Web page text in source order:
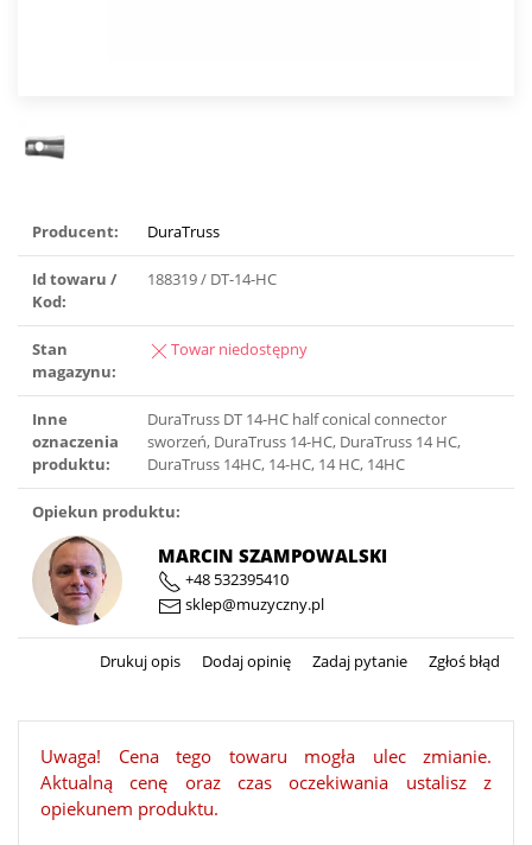
Producent: DuraTruss
Id towaru /
Kod:
188319 / DT-14-HC
Stan
magazynu:
Towar niedostępny
Inne
oznaczenia
produktu:
DuraTruss DT 14-HC half conical connector
sworzeń, DuraTruss 14-HC, DuraTruss 14 HC,
DuraTruss 14HC, 14-HC, 14 HC, 14HC
Opiekun produktu:
MARCIN SZAMPOWALSKI
+48 532395410
sklep@muzyczny.pl
Drukuj opis Dodaj opinię Zadaj pytanie Zgłoś błąd
Uwaga! Cena tego towaru mogła ulec zmianie.
Aktualną cenę oraz czas oczekiwania ustalisz z
opiekunem produktu.